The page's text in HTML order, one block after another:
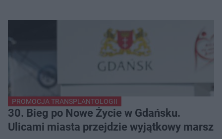
PROMOCJA TRANSPLANTOLOGII
30. Bieg po Nowe Życie w Gdańsku.
Ulicami miasta przejdzie wyjątkowy marsz